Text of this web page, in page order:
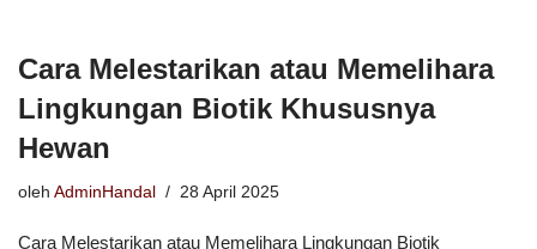
Cara Melestarikan atau Memelihara
Lingkungan Biotik Khususnya
Hewan
oleh AdminHandal 28 April 2025
Cara Melestarikan atau Memelihara Lingkungan Biotik